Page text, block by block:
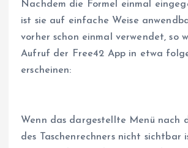
Nachdem die Formel einmal
ist sie auf einfache Weise
vorher schon einmal verwendet, so
Aufruf der Free42 App in etwa
erscheinen:
Wenn das dargestellte Menü nach
des Taschenrechners nicht sichtbar